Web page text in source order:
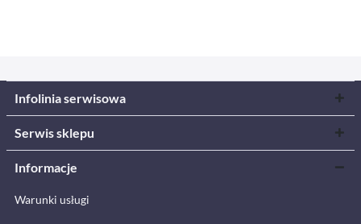
Infolinia serwisowa
Serwis sklepu
Informacje
Warunki usługi